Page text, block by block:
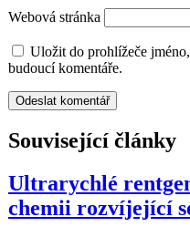
Webová stránka
Uložit do prohlížeče
budoucí komentáře.
Související články
Ultrarychlé
chemii rozvíjející